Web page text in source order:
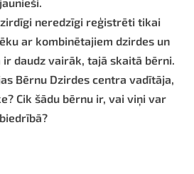
neredzīgi reģistrēti tikai
ar kombinētajiem dzirdes un
daudz vairāk, tajā skaitā bērni.
Bērnu Dzirdes centra vadītāja,
Cik šādu bērnu ir, vai viņi var